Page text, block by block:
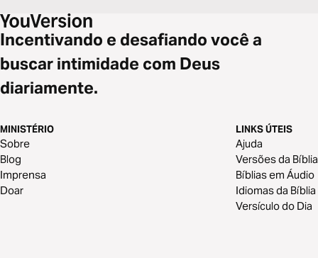
Incentivando e desafiando você a
buscar intimidade com Deus
diariamente.
MINISTÉRIO
Sobre
Blog
Imprensa
Doar
LINKS ÚTEIS
Ajuda
Versões da Bíblia
Bíblias em Áudio
Idiomas da Bíblia
Versículo do Dia